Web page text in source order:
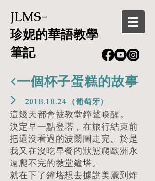
JLMS-
珍妮的華語教學
筆記
<一個杯子蛋糕的故事
>
2018.10.24 （葡萄牙）
這幾天都會被教堂鐘聲喚醒。
決定早一點登塔，在旅行結束前
把還沒看過的波爾圖走完。於是
我又在沒吃早餐的狀態爬歐洲永
遠爬不完的教堂鐘塔。
就在下了鐘塔想去據說美麗到炸